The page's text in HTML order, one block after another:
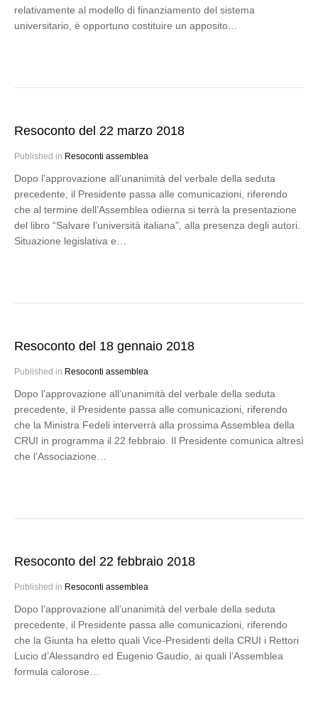
relativamente al modello di finanziamento del sistema
universitario, è opportuno costituire un apposito…
Resoconto del 22 marzo 2018
Published in Resoconti assemblea
Dopo l’approvazione all’unanimità del verbale della seduta
precedente, il Presidente passa alle comunicazioni, riferendo
che al termine dell’Assemblea odierna si terrà la presentazione
del libro “Salvare l’università italiana”, alla presenza degli autori.
Situazione legislativa e…
Resoconto del 18 gennaio 2018
Published in Resoconti assemblea
Dopo l’approvazione all’unanimità del verbale della seduta
precedente, il Presidente passa alle comunicazioni, riferendo
che la Ministra Fedeli interverrà alla prossima Assemblea della
CRUI in programma il 22 febbraio. Il Presidente comunica altresì
che l’Associazione…
Resoconto del 22 febbraio 2018
Published in Resoconti assemblea
Dopo l’approvazione all’unanimità del verbale della seduta
precedente, il Presidente passa alle comunicazioni, riferendo
che la Giunta ha eletto quali Vice-Presidenti della CRUI i Rettori
Lucio d’Alessandro ed Eugenio Gaudio, ai quali l’Assemblea
formula calorose…